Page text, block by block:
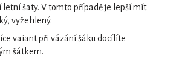
šaty. V tomto případě je lepší mít
vyžehlený.
vaiant při vázání šáku docílíte
šátkem.